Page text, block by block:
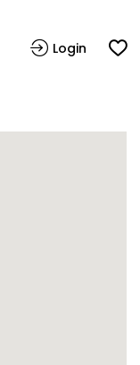
Login